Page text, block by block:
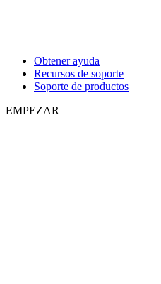
Obtener ayuda
Recursos de soporte
Soporte de productos
EMPEZAR